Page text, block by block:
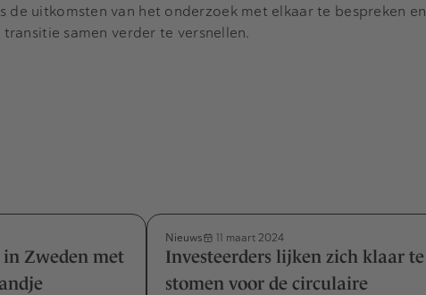
de uitkomsten van het onderzoek met elkaar te bespreken en
samen verder te versnellen.
Zweden met
Nieuws 11 maart 2024
Investeerders lijken zich klaar te
stomen voor de circulaire